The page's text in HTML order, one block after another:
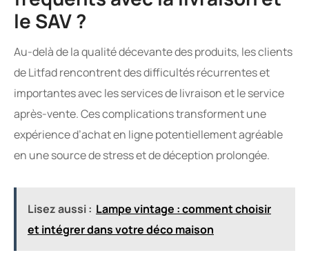
le SAV ?
Au-delà de la qualité décevante des produits, les clients
de Litfad rencontrent des difficultés récurrentes et
importantes avec les services de livraison et le service
après-vente. Ces complications transforment une
expérience d’achat en ligne potentiellement agréable
en une source de stress et de déception prolongée.
Lisez aussi : Lampe vintage : comment choisir
et intégrer dans votre déco maison